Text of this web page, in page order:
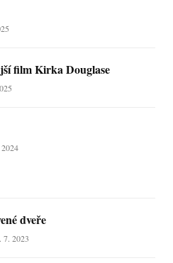
film Kirka Douglase
dveře
7. 2023